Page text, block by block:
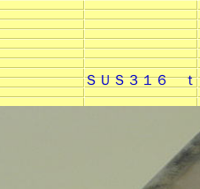
ＳＵＳ３１６